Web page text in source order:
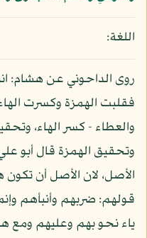
اللغة:
روى الداحوني عن هشام:
فقلبت الهمزة وكسرت
والعطاء - كسر الهاء،
وتحقيق الهمزة قال أبو
الأصل، لان الأصل أن
قولهم: ضربهم وأنبأهم
ياء نحو بهم وعليهم ومع